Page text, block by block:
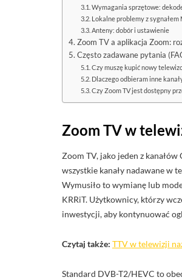
Wymagania sprzętowe:
Lokalne problemy z sygnałem
Anteny: dobór i ustawienie
Zoom TV a aplikacja Zoom:
Często zadawane pytania
Czy muszę kupić nowy
Dlaczego odbieram inne
Czy Zoom TV jest dostępny
Zoom TV w
Zoom TV, jako jeden z
wszystkie kanały nadawane w
Wymusiło to wymianę lub
KRRiT. Użytkownicy, którzy
inwestycji, aby kontynuować
Czytaj także: TTV w telewizji
Standard DVB-T2/HEVC to